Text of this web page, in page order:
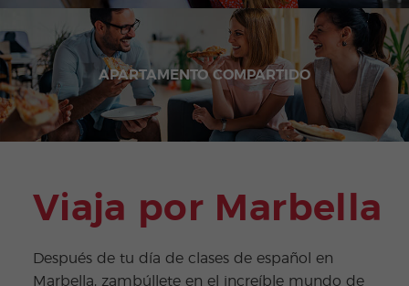
APARTAMENTO COMPARTIDO
Viaja por Marbella
Después de tu día de clases de español en
Marbella, zambúllete en el increíble mundo de